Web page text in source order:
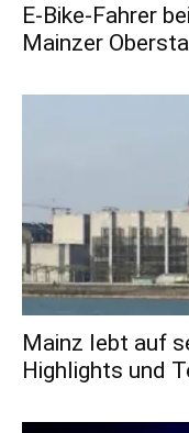
E-Bike-Fahrer
Mainzer
Mainz lebt auf
Highlights und